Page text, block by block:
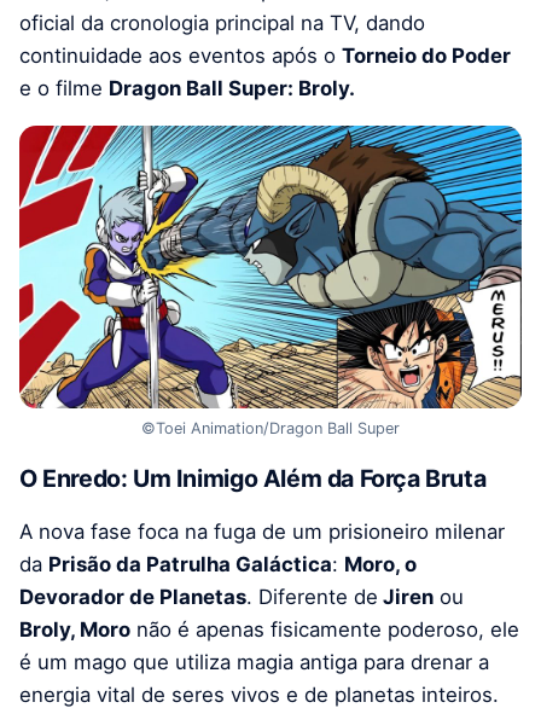
oficial da cronologia principal na TV, dando
continuidade aos eventos após o Torneio do Poder
e o filme Dragon Ball Super: Broly.
©Toei Animation/Dragon Ball Super
O Enredo: Um Inimigo Além da Força Bruta
A nova fase foca na fuga de um prisioneiro milenar
da Prisão da Patrulha Galáctica: Moro, o
Devorador de Planetas. Diferente de Jiren ou
Broly, Moro não é apenas fisicamente poderoso, ele
é um mago que utiliza magia antiga para drenar a
energia vital de seres vivos e de planetas inteiros.